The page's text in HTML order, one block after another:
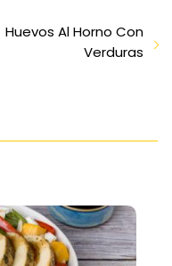
Huevos Al Horno Con
Verduras